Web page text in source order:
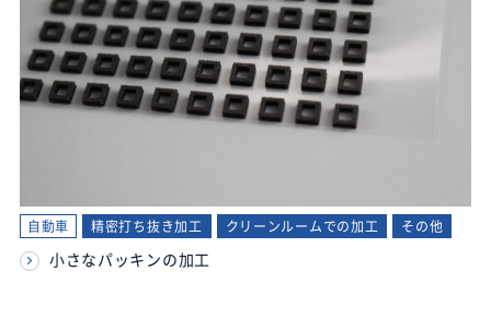
自動車 精密打ち抜き加工 クリーンルームでの加工 その他
小さなパッキンの加工